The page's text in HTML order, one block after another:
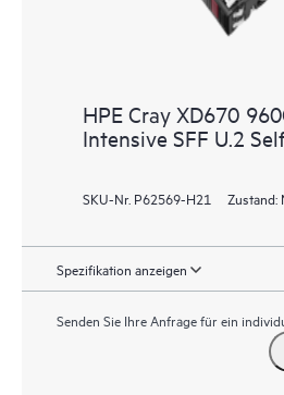
HPE Cray XD670
Intensive SFF U.2
SKU-Nr. P62569-H21 Zustand:
Spezifikation anzeigen
Senden Sie Ihre Anfrage für ein